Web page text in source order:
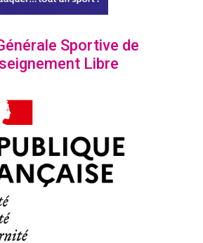
Sportive de
Libre